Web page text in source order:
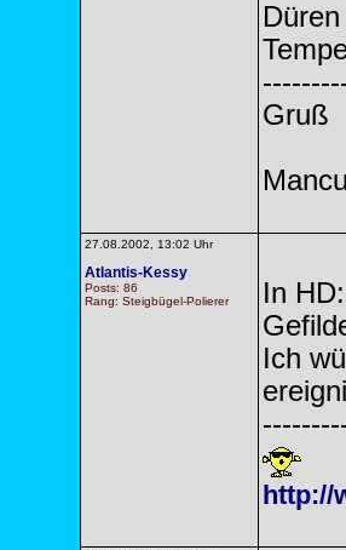
Gruß
27.08.2002, 13:02 Uhr
Atlantis-Kessy
Posts: 86
Rang: Steigbügel-Polierer
In
Ich
http://